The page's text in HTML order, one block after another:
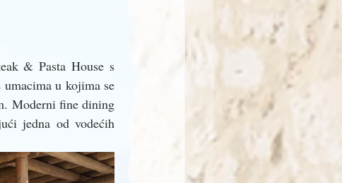
& Pasta House s
umacima u kojima se
Moderni fine dining
jedna od vodećih